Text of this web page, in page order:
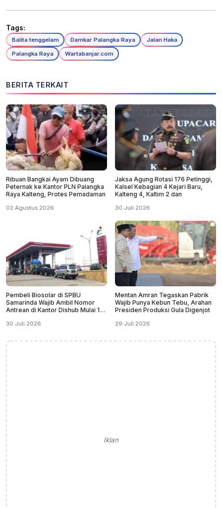
Tags:
Balita tenggelam Damkar Palangka Raya
Jalan Haka
Palangka Raya
Wartabanjar.com
BERITA TERKAIT
Ribuan Bangkai Ayam Dibuang
Peternak ke Kantor PLN Palangka
Raya Kalteng, Protes Pemadaman
02 Agustus 2026
Jaksa Agung Rotasi 176 Petinggi,
Kalsel Kebagian 4 Kejari Baru,
Kalteng 4, Kaltim 2 dan
30 Juli 2026
Pembeli Biosolar di SPBU
Samarinda Wajib Ambil Nomor
Antrean di Kantor Dishub Mulai 1
30 Juli 2026
Mentan Amran Tegaskan Pabrik
Wajib Punya Kebun Tebu, Arahan
Presiden Produksi Gula Digenjot
29 Juli 2026
Iklan